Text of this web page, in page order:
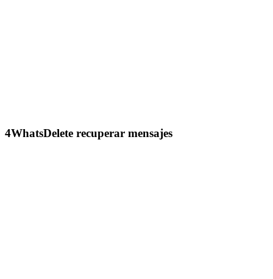
4WhatsDelete recuperar mensajes